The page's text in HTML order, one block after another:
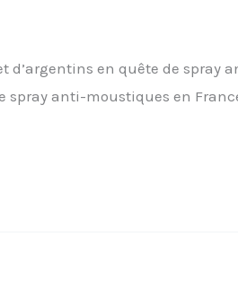
d’argentins en quête de spray
spray anti-moustiques en